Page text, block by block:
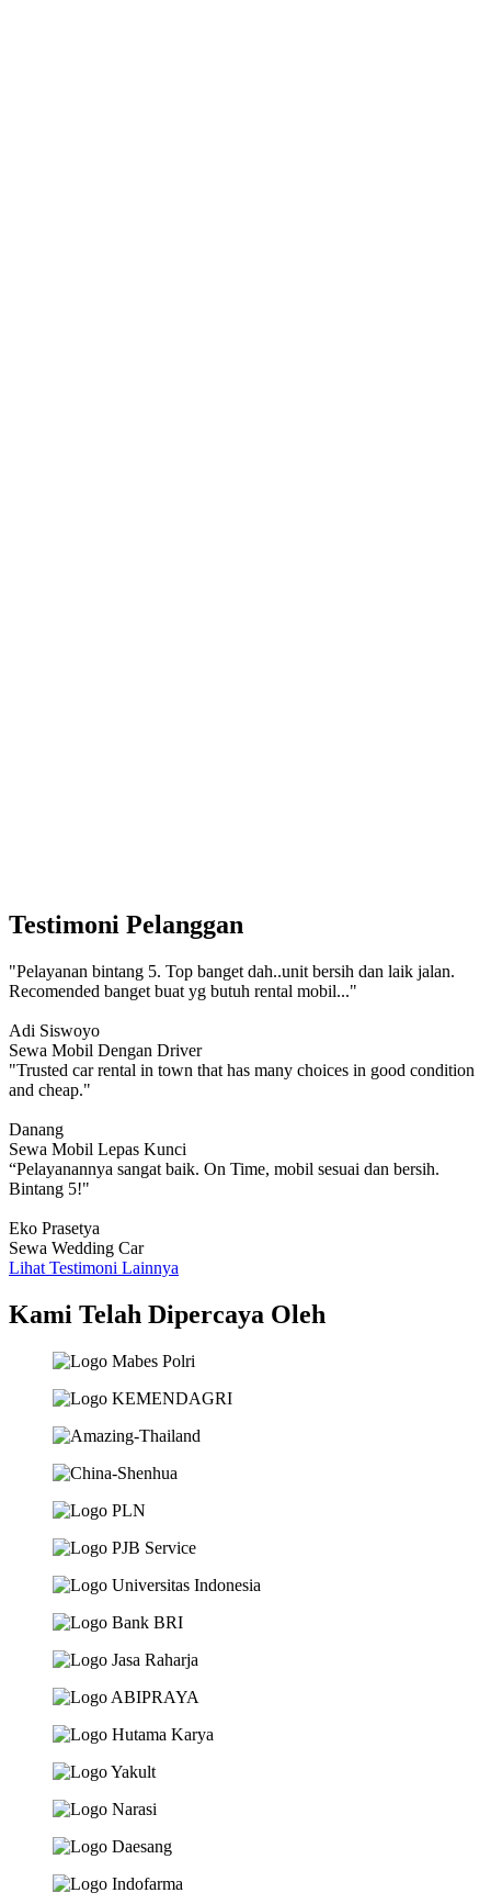
Testimoni Pelanggan
"Pelayanan bintang 5. Top banget dah..unit bersih dan laik jalan.
Recomended banget buat yg butuh rental mobil..."
Adi Siswoyo
Sewa Mobil Dengan Driver
"Trusted car rental in town that has many choices in good condition
and cheap."
Danang
Sewa Mobil Lepas Kunci
“Pelayanannya sangat baik. On Time, mobil sesuai dan bersih.
Bintang 5!"
Eko Prasetya
Sewa Wedding Car
Lihat Testimoni Lainnya
Kami Telah Dipercaya Oleh